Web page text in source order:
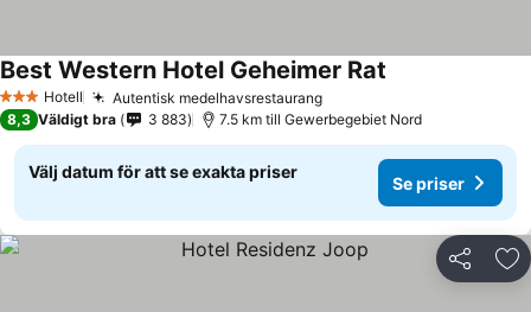
3 StjärnorHotell Autentisk medelhavsrestaurang
Best Western Hotel Geheimer Rat
8,3 Väldigt bra 3 883 7.5 km till Gewerbegebiet Nord
Välj datum för att se exakta priser
Se priser
Dela